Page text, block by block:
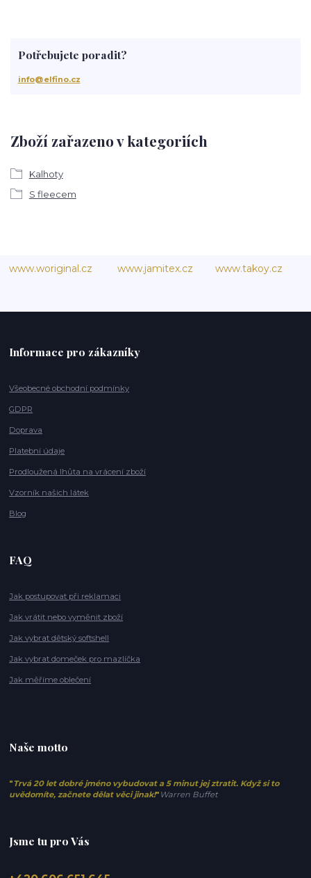
Zboží zařazeno v kategoriích
Kalhoty
S fleecem
Potřebujete poradit?
info@elfino.cz
www.woriginal.cz www.jamitex.cz www.takoy.cz
Informace pro zákazníky
Všeobecné obchodní podmínky
GDPR
Doprava
Platební údaje
Prodloužená lhůta na vrácení zboží
Vzorník našich látek
Blog
FAQ
Jak postupovat při reklamaci
Jak vrátit nebo vyměnit zboží
Jak vybrat dětský softshell
Jak vybrat domeček pro mazlíčka
Jak měříme oblečení
Naše motto
" Trvá 20 let dobré jméno vybudovat a 5 minut jej ztratit. Když si to
uvědomíte, začnete dělat věci jinak!" Warren Buffet
Jsme tu pro Vás